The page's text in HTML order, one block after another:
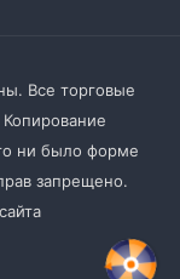
Все торговые
ни было форме
запрещено.